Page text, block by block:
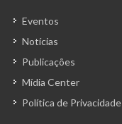
Eventos
Notícias
Publicações
Mídia Center
Política de Privacidade